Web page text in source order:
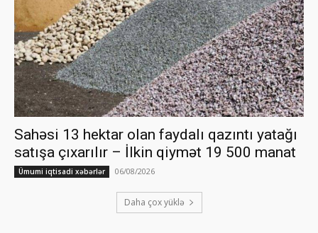
Sahəsi 13 hektar olan faydalı qazıntı yatağı
satışa çıxarılır – İlkin qiymət 19 500 manat
Ümumi iqtisadi xəbərlər 06/08/2026
Daha çox yüklə